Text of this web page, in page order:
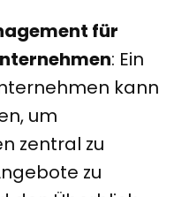
für
: Ein
kann
um
zentral zu
zu